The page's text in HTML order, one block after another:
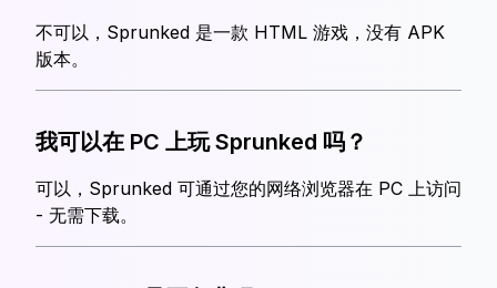
不可以，Sprunked 是一款 HTML 游戏，没有 APK
版本。
我可以在 PC 上玩 Sprunked 吗？
可以，Sprunked 可通过您的网络浏览器在 PC 上访问
- 无需下载。